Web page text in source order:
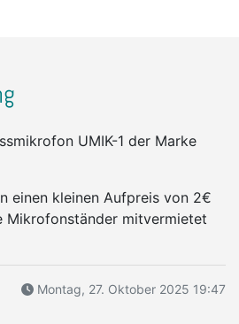
UMIK-1 der Marke
einen kleinen Aufpreis von 2€
Mikrofonständer mitvermietet
Montag, 27. Oktober 2025 19:47